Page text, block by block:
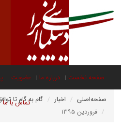
صفحه نخست درباره ما عضویت
تماس با ما صفحه‌اصلی اخبار گام به گام تا
فروردین ۱۳۹۵